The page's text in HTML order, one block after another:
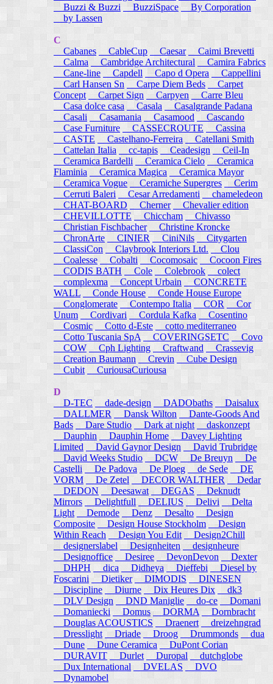
Buzzi & Buzzi
BuzziSpace By Corporation
by Lassen
C
Cabanes
CableCup Caesar
Caimi Brevetti
Calma
Cambridge Architectural
Camira Fabrics
Cane-line
Capdell Capo d Opera
Cappellini
Carl Hansen Sn
Carpe Diem Beds
Carpet
Concept
Carpet Sign Carpyen
Carre Bleu
Casa dolce casa
Casala
Casalgrande Padana
Casali
Casamania Casamood
Cascando
Case Furniture
CASSECROUTE
Cassina
CASTE
Castelhano-Ferreira
Catellani Smith
Cattelan Italia
cc-tapis Ceadesign
Ceil-In
Ceramica Bardelli
Ceramica Cielo
Ceramica
Flaminia
Ceramica Magica
Ceramica Mayor
Ceramica Vogue
Ceramiche Supergres Cerim
Cerruti Baleri
Cesar Arredamenti
chameledeon
CHAT-BOARD
Cherner
Chevalier edition
CHEVILLOTTE
Chiccham
Chivasso
Christian Fischbacher
Christine Kroncke
ChronArte
CINIER CiniNils
Citygarten
ClassiCon
Claybrook Interiors Ltd.
Clou
Coalesse
Cobalti Cocomosaic
Cocoon Fires
CODIS BATH
Cole Colebrook
colect
complexma
Concept Urbain
CONCRETE
WALL
Conde House
Conde House Europe
Conglomerate
Contempo Italia COR
Cor
Unum
Cordivari Cordula Kafka
Cosentino
Cosmic
Cotto d-Este
cotto mediterraneo
Cotto Tuscania SpA
COVERINGSETC
Covo
COW
Cph Lighting Craftwand
Crassevig
Creation Baumann
Crevin
Cube Design
Cubit
CuriousaCuriousa
D
D-TEC
dade-design DADObaths
Daisalux
DALLMER
Dansk Wilton
Dante-Goods And
Bads
Dare Studio Dark at night
daskonzept
Dauphin
Dauphin Home
Davey Lighting
Limited
David Gaynor Design
David Trubridge
David Weeks Studio
DCW De Breuyn
De
Castelli
De Padova De Ploeg de Sede
DE
VORM
De Zetel DECOR WALTHER
Dedar
DEDON
Deesawat DEGAS
Deknudt
Mirrors
Delightfull DELIUS Delivi
Delta
Light
Demode Denz Desalto
Design
Composite
Design House Stockholm
Design
Within Reach
Design You Edit
Design2Chill
designerslabel
Designheiten
designheure
Designoffice
Desiree DevonDevon
Dexter
DHPH
dica Didheya Dieffebi
Diesel by
Foscarini
Dietiker DIMODIS
DINESEN
Discipline
Diurne Dix Heures Dix
dk3
DLV Design
DND Maniglie do-ce
Domani
Domaniecki
Domus DORMA
Dornbracht
Douglas ACOUSTICS
Draenert
dreizehngrad
Dresslight Driade Droog Drummonds
dua
Dune
Dune Ceramica
DuPont Corian
DURAVIT
Durlet Duropal
dutchglobe
Dux International
DVELAS
DVO
Dynamobel